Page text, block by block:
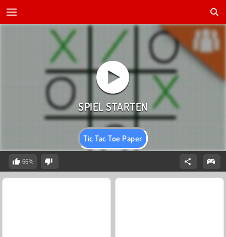
Tic Tac Toe Paper
66%